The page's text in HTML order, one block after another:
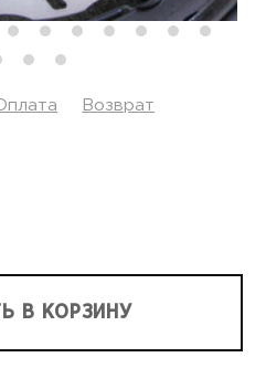
Возврат
В КОРЗИНУ